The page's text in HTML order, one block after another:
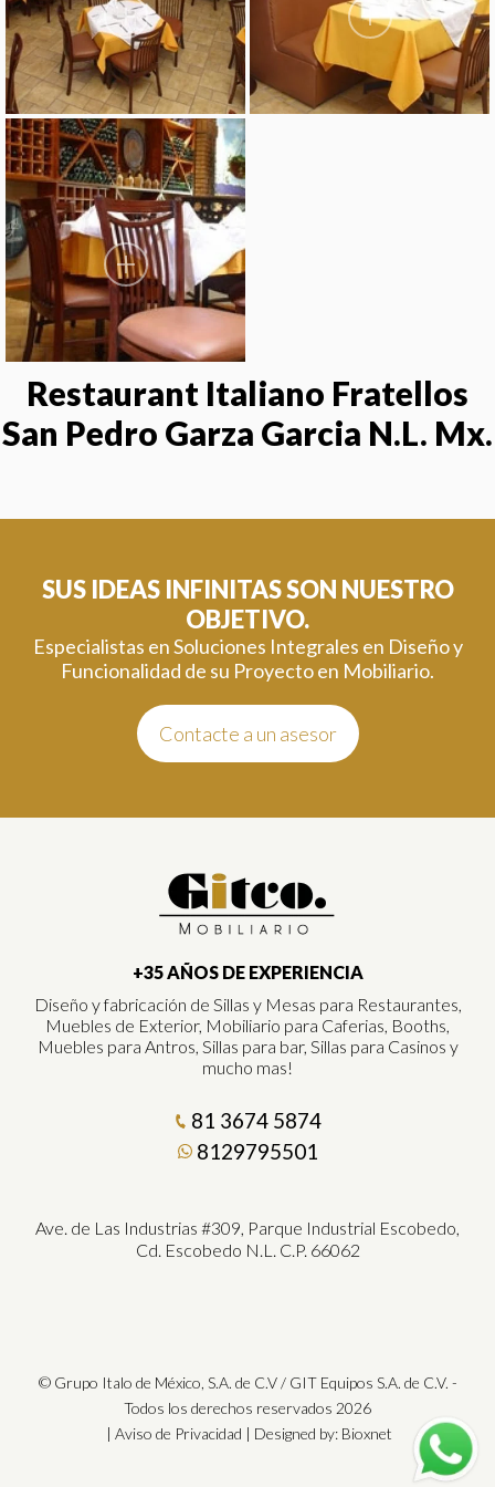
Restaurant Italiano Fratellos
San Pedro Garza Garcia N.L. Mx.
SUS IDEAS INFINITAS SON NUESTRO
OBJETIVO.
Especialistas en Soluciones Integrales en Diseño y
Funcionalidad de su Proyecto en Mobiliario.
Contacte a un asesor
+35 AÑOS DE EXPERIENCIA
Diseño y fabricación de Sillas y Mesas para Restaurantes,
Muebles de Exterior, Mobiliario para Caferias, Booths,
Muebles para Antros, Sillas para bar, Sillas para Casinos y
mucho mas!
81 3674 5874
8129795501
Ave. de Las Industrias #309, Parque Industrial Escobedo,
Cd. Escobedo N.L. C.P. 66062
© Grupo Italo de México, S.A. de C.V / GIT Equipos S.A. de C.V. -
Todos los derechos reservados 2026
| Aviso de Privacidad | Designed by: Bioxnet